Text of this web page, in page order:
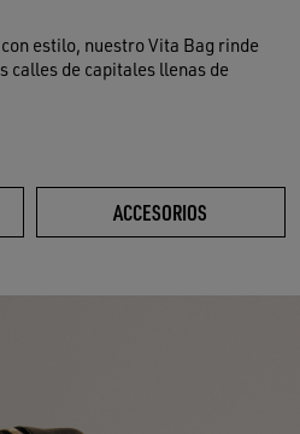
estilo, nuestro Vita Bag rinde
calles de capitales llenas de
ACCESORIOS